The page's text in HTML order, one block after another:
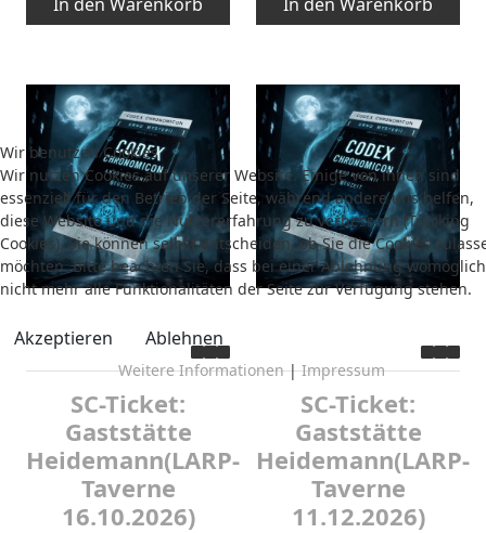
SC-Ticket:
Gaststätte
Heidemann(LARP-
Taverne
16.10.2026)
SC-Ticket:
Gaststätte
Heidemann(LARP-
Taverne
11.12.2026)
Wir benutzen Cookies
Wir nutzen Cookies auf unserer Website. Einige von ihnen sind
essenziell für den Betrieb der Seite, während andere uns helfen,
diese Website und die Nutzererfahrung zu verbessern (Tracking
Cookies). Sie können selbst entscheiden, ob Sie die Cookies
möchten. Bitte beachten Sie, dass bei einer Ablehnung womöglich
nicht mehr alle Funktionalitäten der Seite zur Verfügung stehen.
Akzeptieren Ablehnen
Weitere Informationen|Impressum